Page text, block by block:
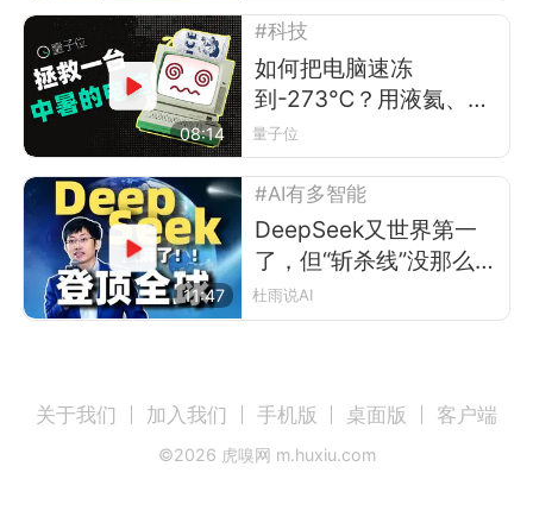
08:14
#科技
如何把电脑速冻
到-273℃？用液氦、磁
铁，还有LED灯泡
量子位
11:47
#AI有多智能
DeepSeek又世界第一
了，但“斩杀线”没那么简
单
杜雨说AI
关于我们 加入我们 手机版 桌面版 客户端
©2026 虎嗅网 m.huxiu.com